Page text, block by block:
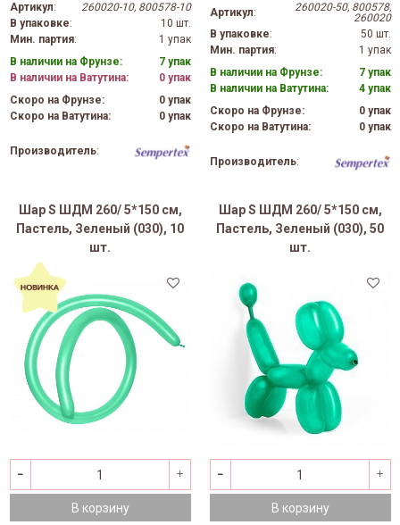
Артикул:
260020-10, 800578-10
В упаковке:
10 шт.
Мин. партия:
1 упак
В наличии на Фрунзе:
7 упак
В наличии на Ватутина:
0 упак
Скоро на Фрунзе:
0 упак
Скоро на Ватутина:
0 упак
Производитель:
Артикул:
260020-50, 800578,
260020
В упаковке:
50 шт.
Мин. партия:
1 упак
В наличии на Фрунзе:
7 упак
В наличии на Ватутина:
4 упак
Скоро на Фрунзе:
0 упак
Скоро на Ватутина:
0 упак
Производитель:
Шар S ШДМ 260/ 5*150 см,
Пастель, Зеленый (030), 10
шт.
В корзину
Шар S ШДМ 260/ 5*150 см,
Пастель, Зеленый (030), 50
шт.
В корзину